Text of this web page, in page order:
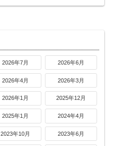
2026年7月 2026年6月
2026年4月 2026年3月
2026年1月 2025年12月
2025年1月 2024年4月
2023年10月 2023年6月